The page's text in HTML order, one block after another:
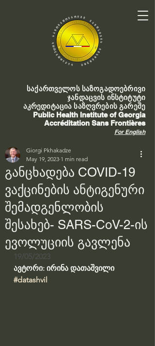
საქართველოს საზოგადოებრივი
ჯანდაცვის ინსტიტუტი
აკრედიტაცია საზღვრების გარეშე
Public Health Institute of Georgia
Accréditation Sans Frontières
For English
განცხადება COVID-19
ვაქცინების ანტიგენური
შემადგენლობის
შესახებ- SARS-CoV-2-ის
ევოლუციის გავლენა
Giorgi Pkhakadze
May 19, 2023 1 min read
19/05/2023
ავტორი: ირინა დათაშვილი
#datashvil